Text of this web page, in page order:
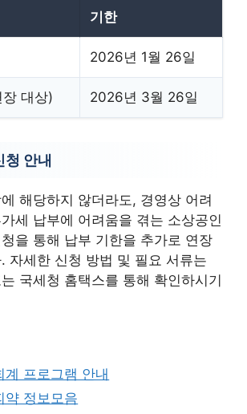
기한
2026년 1월 26일
대상) 2026년 3월 26일
청 안내
해당하지 않더라도, 경영상 어려
세 납부에 어려움을 겪는 소상공인
을 통해 납부 기한을 추가로 연장
자세한 신청 방법 및 필요 서류는
국세청 홈택스를 통해 확인하시기
계 프로그램 안내
약 정보모음